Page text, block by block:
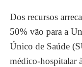
Dos recursos
50% vão para a
Único de Saúde
médico-hospitalar